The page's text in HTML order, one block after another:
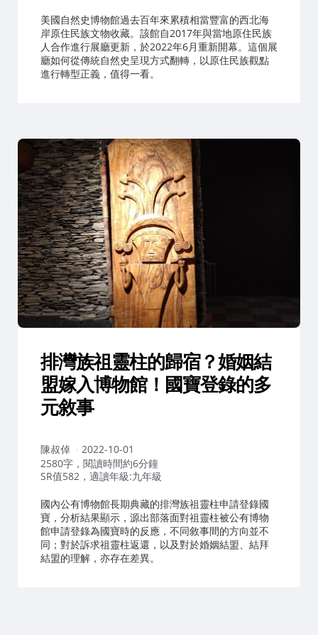
美國自然史博物館過去百年來累積相當豐富的西北海
岸原住民族文物收藏。該館自2017年與當地原住民族
人合作進行展廳更新，於2022年6月重新開幕。這個展
廳如何從傳統自然史呈現方式翻轉，以原住民族觀點
進行轉型正義，值得一看。
排灣族祖靈柱的歸宿？婚姻結
盟嫁入博物館！國寶登錄的多
元敘事
作
者：
陳叔倬
2022-10-01
2580字，閱讀時間約6分鐘
SR值582，適讀年級:九年級
國內公有博物館長期典藏的排灣族祖靈柱申請登錄國
寶，分析結果顯示，源出部落面對祖靈柱被公有博物
館申請登錄為國寶時的反應，不同敘事間的方向並不
同；對於訴求祖靈柱返還，以及對於婚姻結盟、結拜
結盟的理解，亦存在差異。